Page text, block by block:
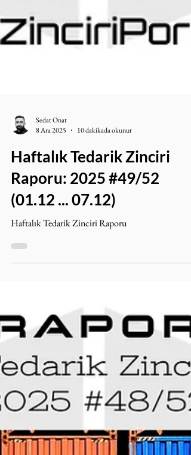
Sedat Onat
8 Ara 2025
10 dakikada okunur
Haftalık Tedarik Zinciri
Raporu: 2025 #49/52
(01.12 ... 07.12)